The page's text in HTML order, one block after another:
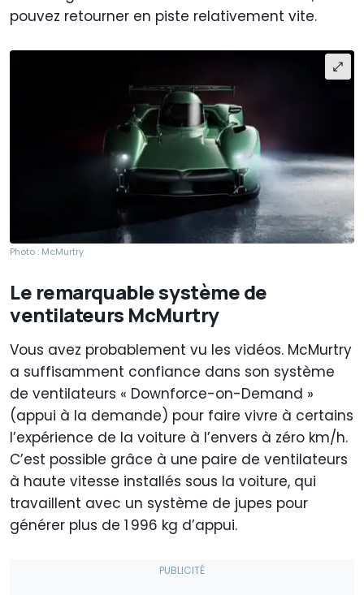
pouvez retourner en piste relativement vite.
Photo : McMurtry
Le remarquable système de
ventilateurs McMurtry
Vous avez probablement vu les vidéos. McMurtry
a suffisamment confiance dans son système
de ventilateurs « Downforce-on-Demand »
(appui à la demande) pour faire vivre à certains
l’expérience de la voiture à l’envers à zéro km/h.
C’est possible grâce à une paire de ventilateurs
à haute vitesse installés sous la voiture, qui
travaillent avec un système de jupes pour
générer plus de 1 996 kg d’appui.